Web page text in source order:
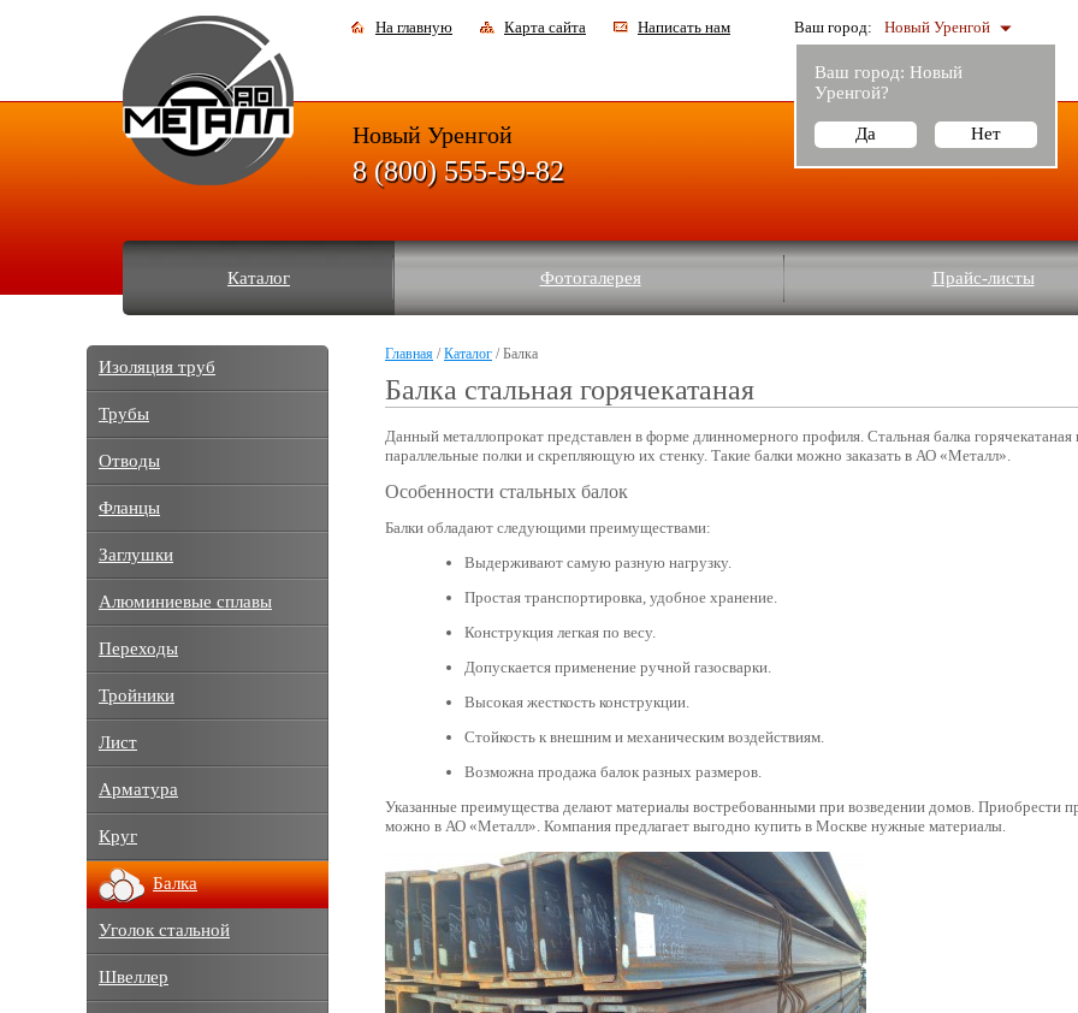
На главную Карта сайта Написать нам Ваш город: Новый Уренгой
Ваш город: Новый
Уренгой?
Да Нет
Каталог Фотогалерея Прайс-листы
Новый Уренгой
8 (800) 555-59-82
Главная /Каталог / Балка
Балка стальная горячекатаная
Данный металлопрокат представлен в форме длинномерного профиля. Стальная балка горячекатаная
параллельные полки и скрепляющую их стенку. Такие балки можно заказать в АО «Металл».
Особенности стальных балок
Балки обладают следующими преимуществами:
Выдерживают самую разную нагрузку.
Простая транспортировка, удобное хранение.
Конструкция легкая по весу.
Допускается применение ручной газосварки.
Высокая жесткость конструкции.
Стойкость к внешним и механическим воздействиям.
Возможна продажа балок разных размеров.
Указанные преимущества делают материалы востребованными при возведении домов. Приобрести
можно в АО «Металл». Компания предлагает выгодно купить в Москве нужные материалы.
Изоляция труб
Трубы
Отводы
Фланцы
Заглушки
Алюминиевые сплавы
Переходы
Тройники
Лист
Арматура
Круг
Балка
Уголок стальной
Швеллер